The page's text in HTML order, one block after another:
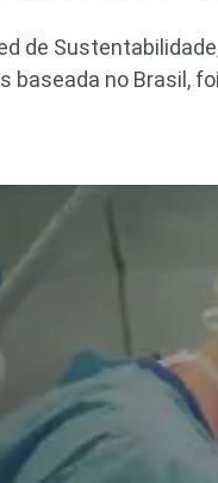
de
baseada no Brasil,